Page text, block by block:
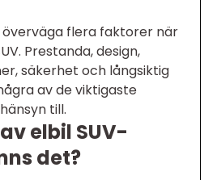
flera faktorer när
Prestanda, design,
säkerhet och långsiktig
av de viktigaste
till.
elbil SUV-
det?